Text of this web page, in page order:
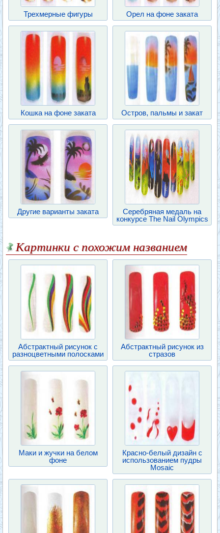
Трехмерные фигуры Орел на фоне заката
Кошка на фоне заката Остров, пальмы и закат
Другие варианты заката
Серебряная медаль на
конкурсе The Nail Olympics
Картинки с похожим названием
Абстрактный рисунок с
разноцветными полосками
Абстрактный рисунок из
стразов
Маки и жучки на белом
фоне
Красно-белый дизайн с
использованием пудры
Mosaic